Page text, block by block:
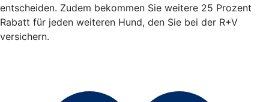
entscheiden. Zudem bekommen Sie weitere 25 Prozent
Rabatt für jeden weiteren Hund, den Sie bei der R+V
versichern.